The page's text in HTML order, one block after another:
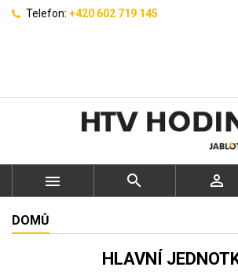
Telefon: +420 602 719 145
  
DOMŮ
HLAVNÍ